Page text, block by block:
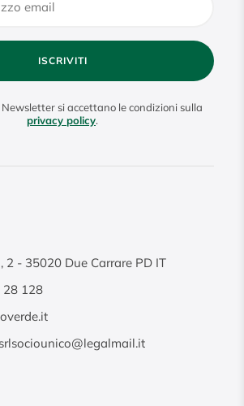
ISCRIVITI
si accettano le condizioni sulla
privacy policy.
2 - 35020 Due Carrare PD IT
28 128